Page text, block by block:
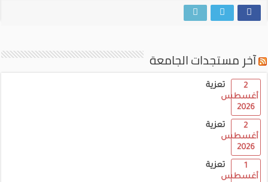
آخر مستجدات الجامعة
تعزية
2
أغسطس
2026
تعزية
2
أغسطس
2026
تعزية
1
أغسطس